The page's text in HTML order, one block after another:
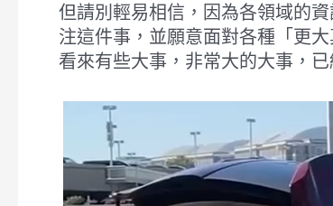
但請別輕易相信，因為各領域的
注這件事，並願意面對各種「更
看來有些大事，非常大的大事，